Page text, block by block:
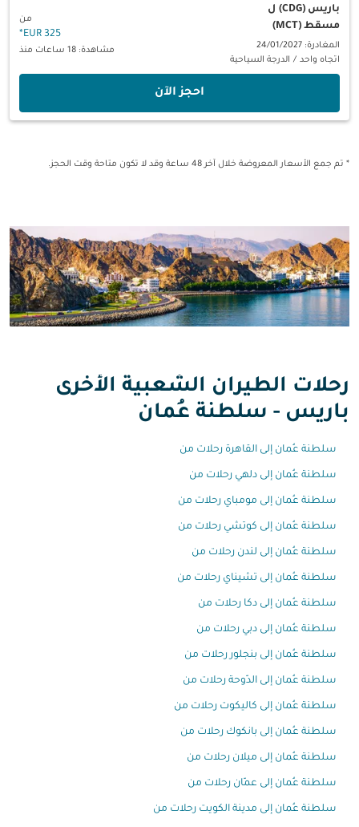
باريس (CDG)
ل
مسقط (MCT)
المغادرة: 24/01/2027
اتجاه واحد / الدرجة السياحية
من
325 EUR
*
مشاهدة: 18 ساعات منذ
‫احجز الآن‬
* تم جمع الأسعار المعروضة خلال آخر 48 ساعة وقد لا تكون متاحة وقت الحجز.
رحلات الطيران الشعبية الأخرى
باريس - سلطنة عُمان
سلطنة عُمان إلى القاهرة رحلات من
سلطنة عُمان إلى دلهي رحلات من
سلطنة عُمان إلى مومباي رحلات من
سلطنة عُمان إلى كوتشي رحلات من
سلطنة عُمان إلى لندن رحلات من
سلطنة عُمان إلى تشيناي رحلات من
سلطنة عُمان إلى دكا رحلات من
سلطنة عُمان إلى دبي رحلات من
سلطنة عُمان إلى بنجلور رحلات من
سلطنة عُمان إلى الدّوحة رحلات من
سلطنة عُمان إلى كاليكوت رحلات من
سلطنة عُمان إلى بانكوك رحلات من
سلطنة عُمان إلى ميلان رحلات من
سلطنة عُمان إلى عمّان رحلات من
سلطنة عُمان إلى مدينة الكويت رحلات من